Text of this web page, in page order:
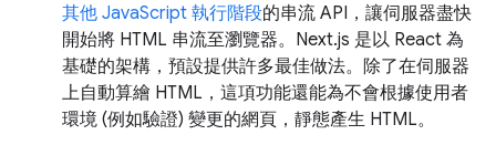
其他 JavaScript 執行階段的串流 API，讓伺服器盡快
開始將 HTML 串流至瀏覽器。Next.js 是以 React 為
基礎的架構，預設提供許多最佳做法。除了在伺服器
上自動算繪 HTML，這項功能還能為不會根據使用者
環境 (例如驗證) 變更的網頁，靜態產生 HTML。